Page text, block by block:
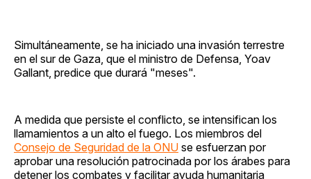
Simultáneamente, se ha iniciado una invasión terrestre
en el sur de Gaza, que el ministro de Defensa, Yoav
Gallant, predice que durará "meses".
A medida que persiste el conflicto, se intensifican los
llamamientos a un alto el fuego. Los miembros del
Consejo de Seguridad de la ONU se esfuerzan por
aprobar una resolución patrocinada por los árabes para
detener los combates y facilitar ayuda humanitaria